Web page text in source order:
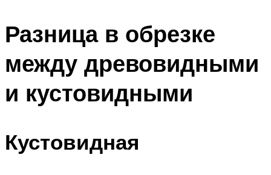
Разница в обрезке
между древовидными
и кустовидными
Кустовидная